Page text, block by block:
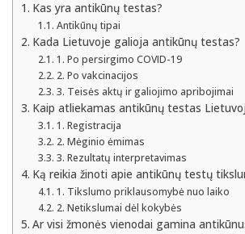
Kas yra antikūnų testas?
Antikūnų tipai
Kada Lietuvoje galioja antikūnų testas?
1. Po persirgimo COVID-19
2. Po vakcinacijos
3. Teisės aktų ir galiojimo apribojimai
Kaip atliekamas antikūnų testas
1. Registracija
2. Mėginio ėmimas
3. Rezultatų interpretavimas
Ką reikia žinoti apie antikūnų testų
1. Tikslumo priklausomybė nuo laiko
2. Netikslumai dėl kokybės
Ar visi žmonės vienodai gamina